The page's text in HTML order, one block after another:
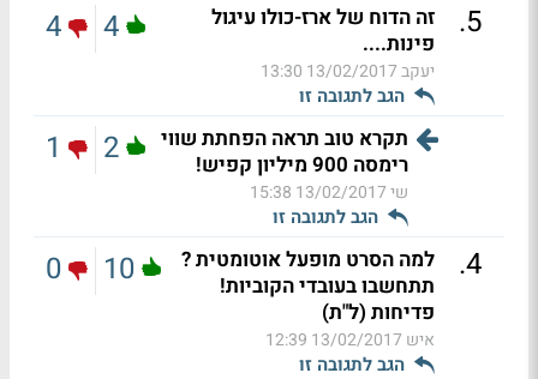
5
.
זה הדוח של ארז-כולו עיגול
פינות....
יעקב13/02/2017 13:30
הגב לתגובה זו
4
4
תקרא טוב תראה הפחתת שווי
רימסה 900 מיליון קפיש!
שי13/02/2017 15:38
הגב לתגובה זו
2
1
4
.
למה הסרט מופעל אוטומטית ?
תתחשבו בעובדי הקוביות!
פדיחות (ל"ת)
איש 13/02/2017 12:39
הגב לתגובה זו
10
0